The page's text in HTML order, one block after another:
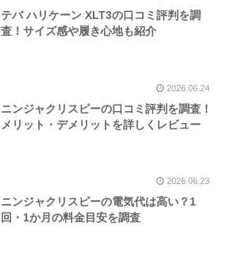
テバ ハリケーン XLT3の口コミ評判を調
査！サイズ感や履き心地も紹介
2026.06.24
ニンジャクリスピーの口コミ評判を調査！
メリット・デメリットを詳しくレビュー
2026.06.23
ニンジャクリスピーの電気代は高い？1
回・1か月の料金目安を調査